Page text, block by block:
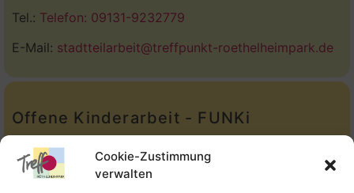
Cookie-Zustimmung
verwalten
Tel.: Telefon: 09131-9232779
E-Mail: stadtteilarbeit@treffpunkt-roethelheimpark.de
Offene Kinderarbeit - FUNKi
Tel.:Telefon: 09131-610749
E-Mail:oka@treffpunkt-roethelheimpark.de